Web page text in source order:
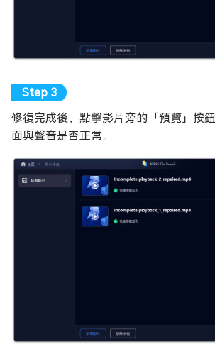
修復完成後，點擊影片旁的「預覽」按
面與聲音是否正常。